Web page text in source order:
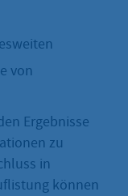
von
Ergebnisse
zu
in
können